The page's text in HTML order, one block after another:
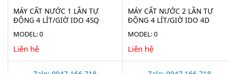
MÁY CẤT NƯỚC 1 LẦN TỰ
ĐỘNG 4 LÍT/GIỜ IDO 4SQ
MODEL: 0
Liên hệ
MÁY CẤT NƯỚC 2 LẦN TỰ
ĐỘNG 4 LÍT/GIỜ IDO 4D
MODEL: 0
Liên hệ